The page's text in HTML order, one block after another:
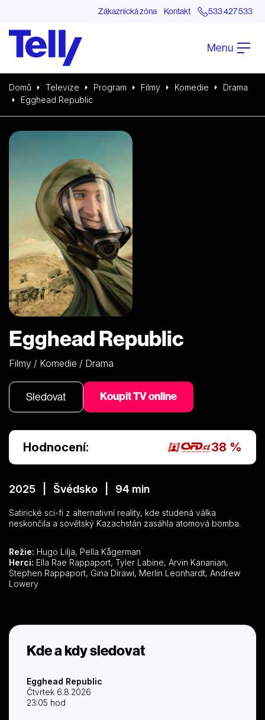
Zákaznická zóna Kontakt 533 427 533
Menu
Domů Televize Program Filmy Komedie
Drama
Egghead Republic
Egghead Republic
Filmy / Komedie / Drama
Sledovat Koupit TV online
Hodnocení: 38 %
2025 | Švédsko | 94 min
Satirické sci-fi z alternativní reality, kde studená válka
neskončila a sovětský Kazachstán zasáhla atomová bomba.
Režie: Hugo Lilja, Pella Kågerman
Herci:
Stephen Rappaport, Gina Dirawi, Merlin Leonhardt, Andrew
Lowery
Kde a kdy sledovat
Egghead Republic
Čtvrtek 6.8.2026
23:05 hod